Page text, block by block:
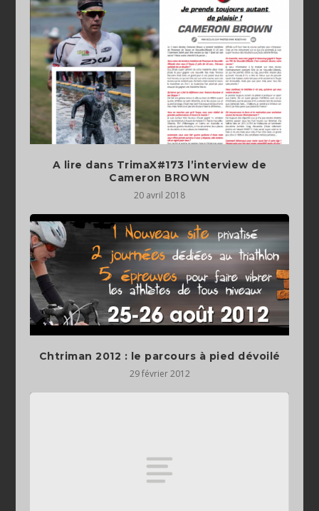
A lire dans TrimaX#173 l’interview de
Cameron BROWN
20 avril 2018
Chtriman 2012 : le parcours à pied dévoilé
29 février 2012